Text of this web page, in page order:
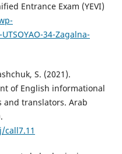
Entrance Exam (YEVI)
34-Zagalna-
S. (2021).
of English informational
and translators. Arab